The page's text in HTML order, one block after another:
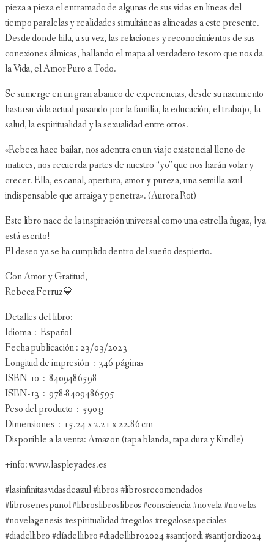
pieza a pieza el entramado de algunas de sus vidas en líneas del
tiempo paralelas y realidades simultáneas alineadas a este presente.
Desde donde hila, a su vez, las relaciones y reconocimientos de sus
conexiones álmicas, hallando el mapa al verdadero tesoro que nos da
la Vida, el Amor Puro a Todo.
Se sumerge en un gran abanico de experiencias, desde su nacimiento
hasta su vida actual pasando por la familia, la educación, el trabajo, la
salud, la espiritualidad y la sexualidad entre otros.
«Rebeca hace bailar, nos adentra en un viaje existencial lleno de
matices, nos recuerda partes de nuestro “yo” que nos harán volar y
crecer. Ella, es canal, apertura, amor y pureza, una semilla azul
indispensable que arraiga y penetra». (Aurora Rot)
Este libro nace de la inspiración universal como una estrella fugaz, ¡ya
está escrito!
El deseo ya se ha cumplido dentro del sueño despierto.
Con Amor y Gratitud,
Rebeca Ferruz💙
Detalles del libro:
Idioma ‏ : ‎ Español
Fecha publicación : 23/03/2023
Longitud de impresión ‏ : ‎ 346 páginas
ISBN-10 ‏ : ‎ 8409486598
ISBN-13 ‏ : ‎ 978-8409486595
Peso del producto ‏ : ‎ 590 g
Dimensiones ‏ : ‎ 15.24 x 2.21 x 22.86 cm
Disponible a la venta: Amazon (tapa blanda, tapa dura y Kindle)
+info: www.laspleyades.es
#lasinfinitasvidasdeazul #libros #librosrecomendados
#librosenespañol #libroslibroslibros #consciencia #novela #novelas
#novelagenesis #espiritualidad #regalos #regalosespeciales
#diadellibro #díadellibro #diadellibro2024 #santjordi #santjordi2024